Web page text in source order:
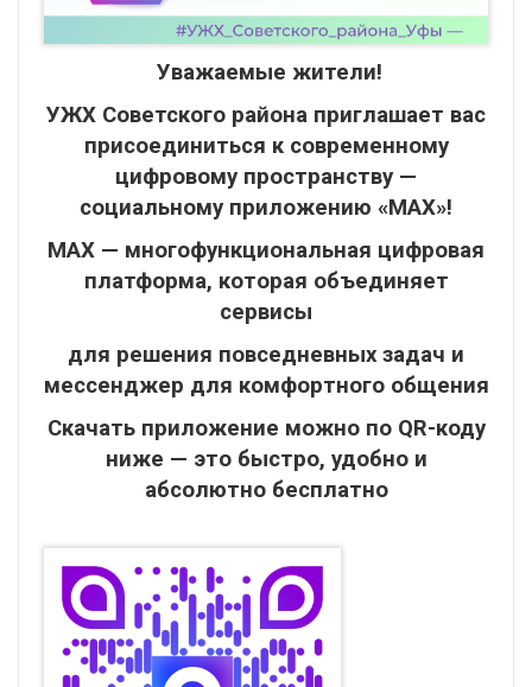
Уважаемые жители!
УЖХ Советского района приглашает вас
присоединиться к современному
цифровому пространству —
социальному приложению «MAX»!
MAX — многофункциональная цифровая
платформа, которая объединяет
сервисы
для решения повседневных задач и
мессенджер для комфортного общения
Скачать приложение можно по QR-коду
ниже — это быстро, удобно и
абсолютно бесплатно